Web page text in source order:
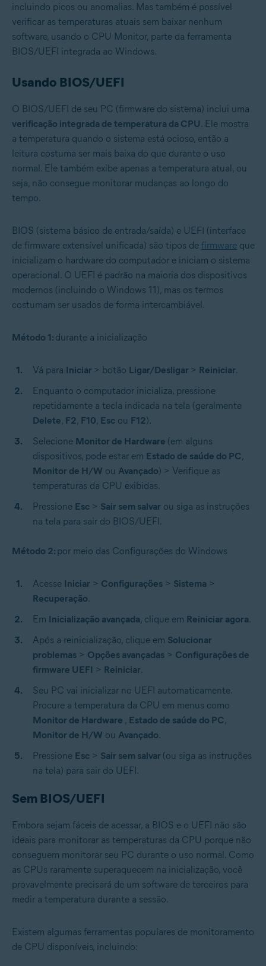
incluindo picos ou anomalias. Mas também é possível
verificar as temperaturas atuais sem baixar nenhum
software, usando o CPU Monitor, parte da ferramenta
BIOS/UEFI integrada ao Windows.
Usando BIOS/UEFI
O BIOS/UEFI de seu PC (firmware do sistema) inclui uma
verificação integrada de temperatura da CPU . Ele mostra
a temperatura quando o sistema está ocioso, então a
leitura costuma ser mais baixa do que durante o uso
normal. Ele também exibe apenas a temperatura atual, ou
seja, não consegue monitorar mudanças ao longo do
tempo.
BIOS (sistema básico de entrada/saída) e UEFI (interface
de firmware extensível unificada) são tipos de firmware que
inicializam o hardware do computador e iniciam o sistema
operacional. O UEFI é padrão na maioria dos dispositivos
modernos (incluindo o Windows 11), mas os termos
costumam ser usados de forma intercambiável.
Método 1: durante a inicialização
Vá para Iniciar > botão Ligar/Desligar > Reiniciar.
Enquanto o computador inicializa, pressione
repetidamente a tecla indicada na tela (geralmente
Delete, F2, F10, Esc ou F12).
Selecione Monitor de Hardware (em alguns
dispositivos, pode estar em Estado de saúde do PC,
Monitor de H/W ou Avançado) > Verifique as
temperaturas da CPU exibidas.
Pressione Esc > Sair sem salvar ou siga as instruções
na tela para sair do BIOS/UEFI.
Método 2: por meio das Configurações do Windows
Acesse Iniciar > Configurações > Sistema >
Recuperação.
Em Inicialização avançada, clique em Reiniciar agora.
Após a reinicialização, clique em Solucionar
problemas > Opções avançadas > Configurações de
firmware UEFI > Reiniciar.
Seu PC vai inicializar no UEFI automaticamente.
Procure a temperatura da CPU em menus como
Monitor de Hardware , Estado de saúde do PC,
Monitor de H/W ou Avançado.
Pressione Esc > Sair sem salvar (ou siga as instruções
na tela) para sair do UEFI.
Sem BIOS/UEFI
Embora sejam fáceis de acessar, a BIOS e o UEFI não são
ideais para monitorar as temperaturas da CPU porque não
conseguem monitorar seu PC durante o uso normal. Como
as CPUs raramente superaquecem na inicialização, você
provavelmente precisará de um software de terceiros para
medir a temperatura durante a sessão.
Existem algumas ferramentas populares de monitoramento
de CPU disponíveis, incluindo: